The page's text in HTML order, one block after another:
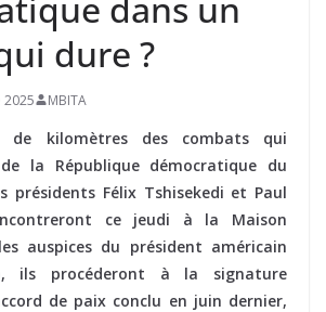
dure ?
MBITA
de kilomètres des combats qui
la République démocratique du
présidents Félix Tshisekedi et Paul
ce jeudi à la Maison
auspices du président américain
ils procéderont à la signature
de paix conclu en juin dernier,